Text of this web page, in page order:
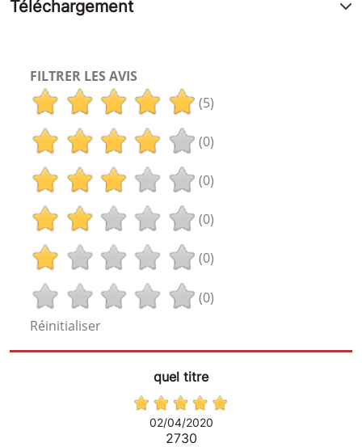
Téléchargement
FILTRER LES AVIS
(5)
(0)
(0)
(0)
(0)
(0)
Réinitialiser
quel titre
02/04/2020
2730